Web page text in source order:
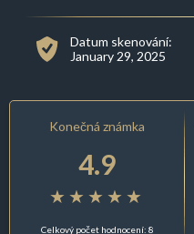
Datum skenování:
January 29, 2025
Konečná známka
4.9
Celkový počet hodnocení: 8